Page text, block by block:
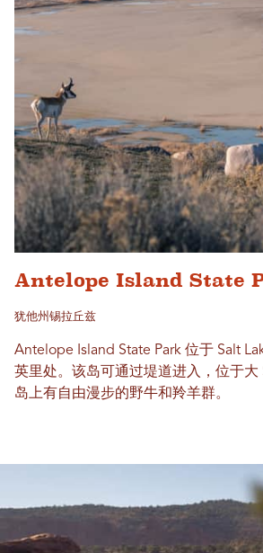
Antelope Island State
犹他州锡拉丘兹
Antelope Island State Park 位于 Salt
英里处。该岛可通过堤道进入，位于大
岛上有自由漫步的野牛和羚羊群。